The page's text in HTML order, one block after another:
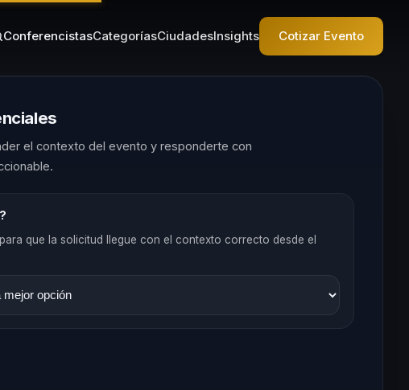
ConferencistasCategoríasCiudadesInsights Cotizar Evento
el contexto del evento y responderte con
que la solicitud llegue con el contexto correcto desde el